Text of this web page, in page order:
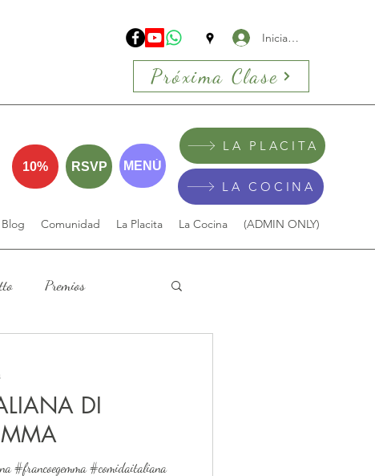
Iniciar sesión
Próxima Clase
10% RSVP MENÚ
LA PLACITA
LA COCINA
Blog Comunidad La Placita La Cocina (ADMIN ONLY)
Premios
DI
#francoegemma #comidaitaliana